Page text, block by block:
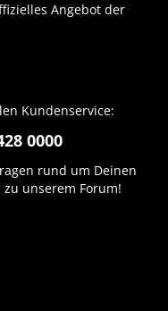
Angebot der
Kundenservice:
0000
rund um Deinen
zu unserem Forum!